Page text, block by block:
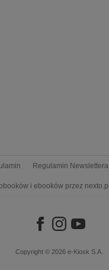
Regulamin Newslettera
i ebooków przez nexto.pl
Copyright © 2026 e-Kiosk S.A.